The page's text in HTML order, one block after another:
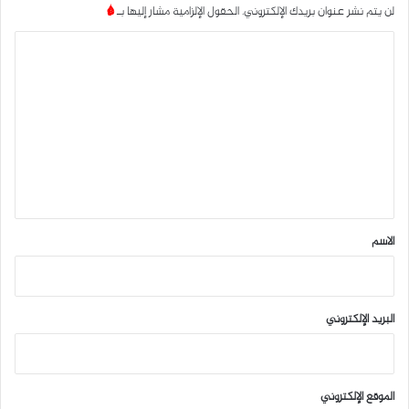
لن يتم نشر عنوان بريدك الإلكتروني.الحقول الإلزامية مشار إليها بـ*
*
الاسم
البريد الإلكتروني
الموقع الإلكتروني